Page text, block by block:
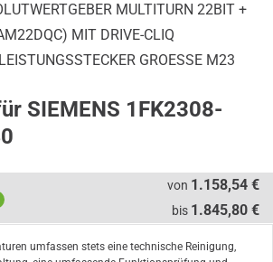
MULTITURN 22BIT +
MIT DRIVE-CLIQ
GROESSE M23
SIEMENS 1FK2308-
von 1.158,54 €
bis 1.845,80 €
umfassen stets eine technische Reinigung,